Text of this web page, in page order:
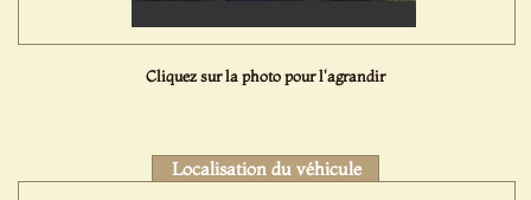
Cliquez sur la photo pour l'agrandir
Localisation du véhicule